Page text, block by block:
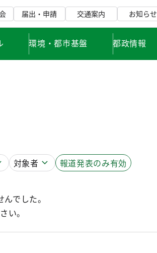
届出・申請 交通案内 お知らせ
環境・都市基盤 都政情報
対象者 報道発表のみ有効
でした。
い。